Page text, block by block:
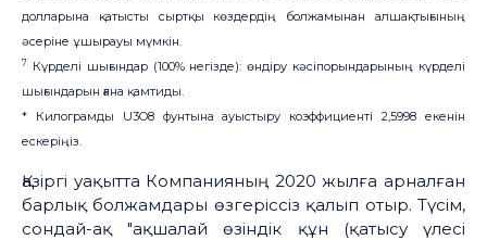
долларына қатысты сыртқы көздердің болжамынан алшақтығының
әсеріне ұшырауы мүмкін.
7 Күрделі шығындар (100% негізде): өндіру кәсіпорындарының күрделі
шығындарын ғана қамтиды.
* Килограмды U3O8 фунтына ауыстыру коэффициенті 2,5998 екенін
ескеріңіз.
Қазіргі уақытта Компанияның 2020 жылға арналған
барлық болжамдары өзгеріссіз қалып отыр. Түсім,
сондай-ақ "ақшалай өзіндік құн (қатысу үлесі